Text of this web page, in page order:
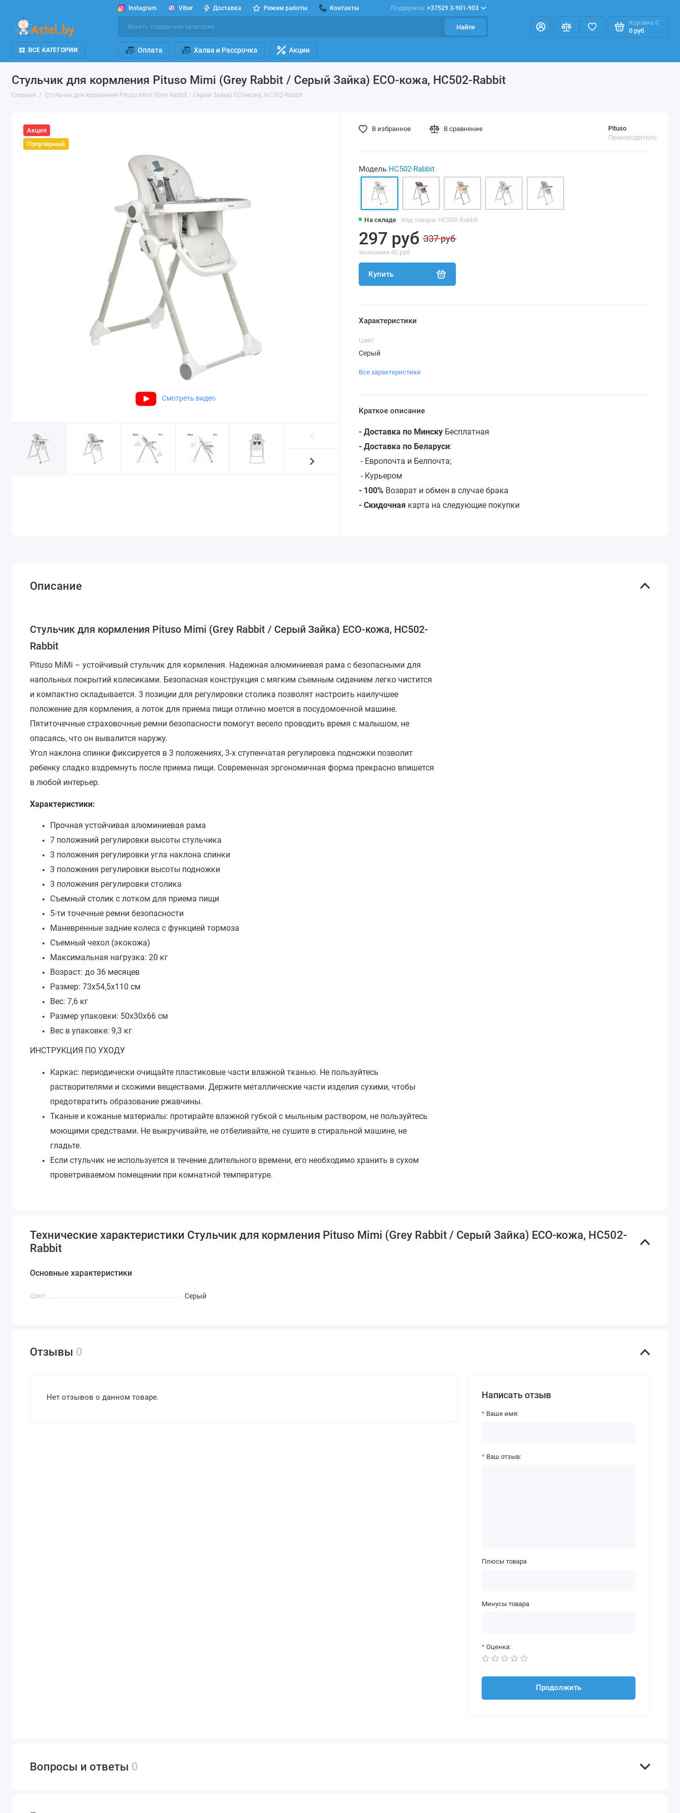
Instagram Viber Доставка Режим работы Контакты Поддержка +37529 3-901-903
Найти
Корзина 0
0 руб
ВСЕ КАТЕГОРИИ Оплата Халва и Рассрочка Акции
Стульчик для кормления Pituso Mimi (Grey Rabbit / Серый Зайка) ECO-кожа, HC502-Rabbit
Главная Стульчик для кормления Pituso Mimi (Grey Rabbit / Серый Зайка) ECO-кожа, HC502-Rabbit
Акция
Популярный
Смотреть видео
На складе Код товара: HC502-Rabbit
Pituso
Производитель
297 руб 337 руб
экономия 40 руб
Купить
В избранное В сравнение
Модель HC502-Rabbit
Характеристики
Цвет
Серый
Все характеристики
Краткое описание
- Доставка по МинскуБесплатная
- Доставка по Беларуси:
- Европочта и Белпочта;
- Курьером
- 100% Возврат и обмен в случае брака
- Скидочная карта на следующие покупки
Описание
Стульчик для кормления Pituso Mimi (Grey Rabbit / Серый Зайка) ECO-кожа, HC502-
Rabbit
Pituso MiMi – устойчивый стульчик для кормления. Надежная алюминиевая рама с безопасными для
напольных покрытий колесиками. Безопасная конструкция с мягким съемным сидением легко чистится
и компактно складывается. 3 позиции для регулировки столика позволят настроить наилучшее
положение для кормления, а лоток для приема пищи отлично моется в посудомоечной машине.
Пятиточечные страховочные ремни безопасности помогут весело проводить время с малышом, не
опасаясь, что он вывалится наружу.
Угол наклона спинки фиксируется в 3 положениях, 3-х ступенчатая регулировка подножки позволит
ребенку сладко вздремнуть после приема пищи. Современная эргономичная форма прекрасно впишется
в любой интерьер.
Характеристики:
Прочная устойчивая алюминиевая рама
7 положений регулировки высоты стульчика
3 положения регулировки угла наклона спинки
3 положения регулировки высоты подножки
3 положения регулировки столика
Съемный столик с лотком для приема пищи
5-ти точечные ремни безопасности
Маневренные задние колеса с функцией тормоза
Съемный чехол (экокожа)
Максимальная нагрузка: 20 кг
Возраст: до 36 месяцев
Размер: 73х54,5х110 см
Вес: 7,6 кг
Размер упаковки: 50х30х66 см
Вес в упаковке: 9,3 кг
ИНСТРУКЦИЯ ПО УХОДУ
Каркас: периодически очищайте пластиковые части влажной тканью. Не пользуйтесь
растворителями и схожими веществами. Держите металлические части изделия сухими, чтобы
предотвратить образование ржавчины.
Тканые и кожаные материалы: протирайте влажной губкой с мыльным раствором, не пользуйтесь
моющими средствами. Не выкручивайте, не отбеливайте, не сушите в стиральной машине, не
гладьте.
Если стульчик не используется в течение длительного времени, его необходимо хранить в сухом
проветриваемом помещении при комнатной температуре.
Технические характеристики Стульчик для кормления Pituso Mimi (Grey Rabbit / Серый Зайка) ECO-кожа, HC502-
Rabbit
Основные характеристики
Цвет Серый
Отзывы 0
Нет отзывов о данном товаре. Написать отзыв
Ваше имя:
Ваш отзыв:
Плюсы товара
Минусы товара
Оценка:
Продолжить
Вопросы и ответы 0